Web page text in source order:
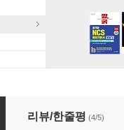
리뷰/한줄평 (4/5)